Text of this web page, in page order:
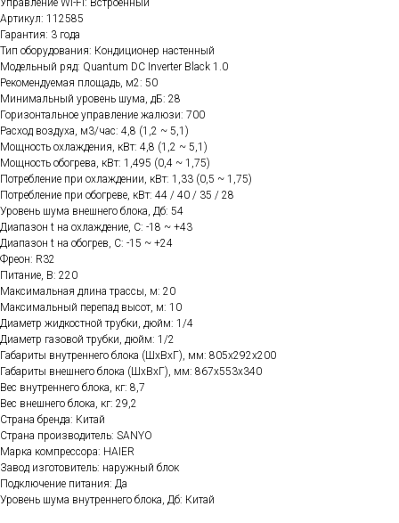
Управление Wi-Fi: Встроенный
Артикул: 112585
Гарантия: 3 года
Тип оборудования: Кондиционер настенный
Модельный ряд: Quantum DC Inverter Black 1.0
Рекомендуемая площадь, м2: 50
Минимальный уровень шума, дБ: 28
Горизонтальное управление жалюзи: 700
Расход воздуха, м3/час: 4,8 (1,2 ~ 5,1)
Мощность охлаждения, кВт: 4,8 (1,2 ~ 5,1)
Мощность обогрева, кВт: 1,495 (0,4 ~ 1,75)
Потребление при охлаждении, кВт: 1,33 (0,5 ~ 1,75)
Потребление при обогреве, кВт: 44 / 40 / 35 / 28
Уровень шума внешнего блока, Дб: 54
Диапазон t на охлаждение, C: -18 ~ +43
Диапазон t на обогрев, C: -15 ~ +24
Фреон: R32
Питание, В: 220
Максимальная длина трассы, м: 20
Максимальный перепад высот, м: 10
Диаметр жидкостной трубки, дюйм: 1/4
Диаметр газовой трубки, дюйм: 1/2
Габариты внутреннего блока (ШхВхГ), мм: 805х292х200
Габариты внешнего блока (ШхВхГ), мм: 867х553х340
Вес внутреннего блока, кг: 8,7
Вес внешнего блока, кг: 29,2
Страна бренда: Китай
Страна производитель: SANYO
Марка компрессора: HAIER
Завод изготовитель: наружный блок
Подключение питания: Да
Уровень шума внутреннего блока, Дб: Китай